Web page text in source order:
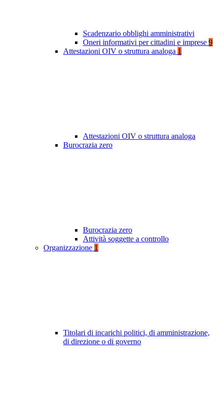
Scadenzario obblighi amministrativi
Oneri informativi per cittadini e imprese 9
Attestazioni OIV o struttura analoga 1
Attestazioni OIV o struttura analoga
Burocrazia zero
Burocrazia zero
Attività soggette a controllo
Organizzazione 1
Titolari di incarichi politici, di amministrazione,
di direzione o di governo